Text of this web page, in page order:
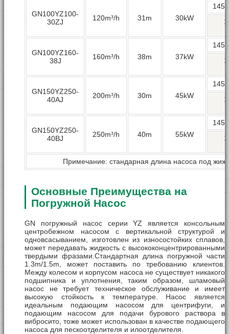
GN100YZ100-
30ZJ
120m³/h 31m 30kW
GN100YZ160-
38J
160m³/h 38m 37kW
GN150YZ250-
40AJ
200m³/h 30m 45kW
GN150YZ250-
40BJ
250m³/h 40m 55kW
Примечание: стандарная длина насоса под
Основные Преимущества на
Погружной Насос
GN погружный насос серии YZ является консольным
центробежном насосом с вертикальной структурой и
одновсасыванием, изготовлен из износостойких сплавов,
может передавать жидкость с высококонцентрированными
твердыми фразами.Стандартная длина погружной части
1.3m/1.5m, может поставить по требованию клиентов.
Между колесом и корпусом насоса не существует никакого
подшипника и уплотнения, таким образом, шламовый
насос не требует техническое обслуживание и имеет
высокую стойкость к температуре. Насос является
идеальным подающим насосом для центрифуги, и
подающим насосом для подачи бурового раствора в
вибросито, тоже может использован в качестве подающего
насоса для пескоотделителя и илоотделителя.